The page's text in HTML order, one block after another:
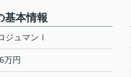
基本情報
ジュマンⅠ
万円